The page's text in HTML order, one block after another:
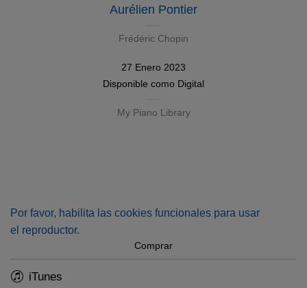
Aurélien Pontier
Frédéric Chopin
27 Enero 2023
Disponible como Digital
My Piano Library
Por favor, habilita las cookies funcionales para usar
el reproductor.
Comprar
iTunes